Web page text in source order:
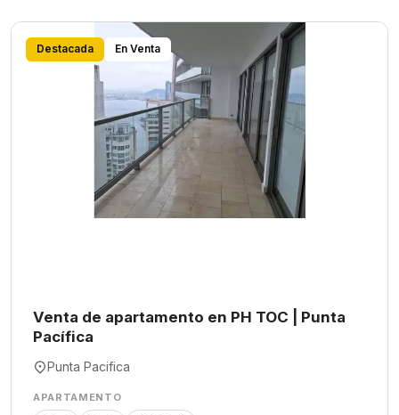
Destacada En Venta
Venta de apartamento en PH TOC | Punta
Pacífica
Punta Pacifica
APARTAMENTO